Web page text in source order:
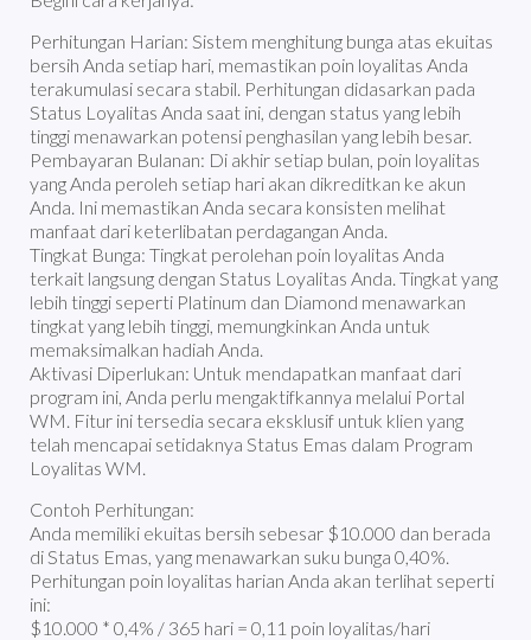
Perhitungan Harian: Sistem menghitung bunga atas ekuitas
bersih Anda setiap hari, memastikan poin loyalitas Anda
terakumulasi secara stabil. Perhitungan didasarkan pada
Status Loyalitas Anda saat ini, dengan status yang lebih
tinggi menawarkan potensi penghasilan yang lebih besar.
Pembayaran Bulanan: Di akhir setiap bulan, poin loyalitas
yang Anda peroleh setiap hari akan dikreditkan ke akun
Anda. Ini memastikan Anda secara konsisten melihat
manfaat dari keterlibatan perdagangan Anda.
Tingkat Bunga: Tingkat perolehan poin loyalitas Anda
terkait langsung dengan Status Loyalitas Anda. Tingkat yang
lebih tinggi seperti Platinum dan Diamond menawarkan
tingkat yang lebih tinggi, memungkinkan Anda untuk
memaksimalkan hadiah Anda.
Aktivasi Diperlukan: Untuk mendapatkan manfaat dari
program ini, Anda perlu mengaktifkannya melalui Portal
WM. Fitur ini tersedia secara eksklusif untuk klien yang
telah mencapai setidaknya Status Emas dalam Program
Loyalitas WM.
Contoh Perhitungan:
Anda memiliki ekuitas bersih sebesar $10.000 dan berada
di Status Emas, yang menawarkan suku bunga 0,40%.
Perhitungan poin loyalitas harian Anda akan terlihat seperti
ini:
$10.000 * 0,4% / 365 hari = 0,11 poin loyalitas/hari